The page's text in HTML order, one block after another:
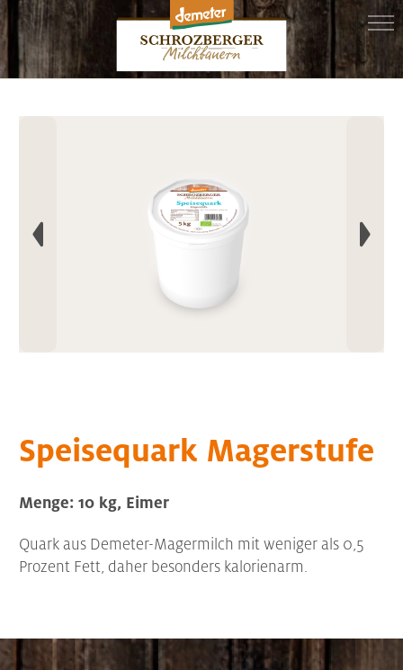
Speisequark Magerstufe
Menge: 10 kg, Eimer
Quark aus Demeter-Magermilch mit weniger als 0,5
Prozent Fett, daher besonders kalorienarm.